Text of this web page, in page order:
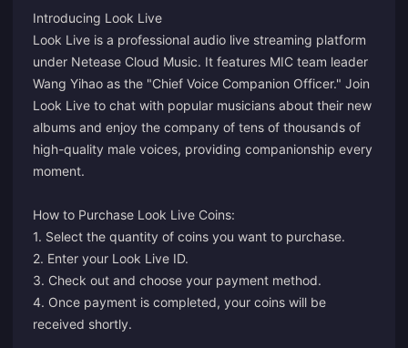
Introducing Look Live
Look Live is a professional audio live streaming platform
under Netease Cloud Music. It features MIC team leader
Wang Yihao as the "Chief Voice Companion Officer." Join
Look Live to chat with popular musicians about their new
albums and enjoy the company of tens of thousands of
high-quality male voices, providing companionship every
moment.
How to Purchase Look Live Coins:
1. Select the quantity of coins you want to purchase.
2. Enter your Look Live ID.
3. Check out and choose your payment method.
4. Once payment is completed, your coins will be
received shortly.